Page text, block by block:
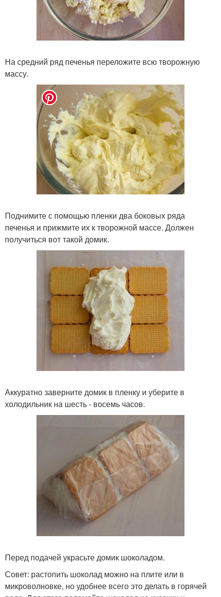
На средний ряд печенья переложите всю творожную
массу.
Поднимите с помощью пленки два боковых ряда
печенья и прижмите их к творожной массе. Должен
получиться вот такой домик.
Аккуратно заверните домик в пленку и уберите в
холодильник на шесть - восемь часов.
Перед подачей украсьте домик шоколадом.
Совет: растопить шоколад можно на плите или в
микроволновке, но удобнее всего это делать в горячей